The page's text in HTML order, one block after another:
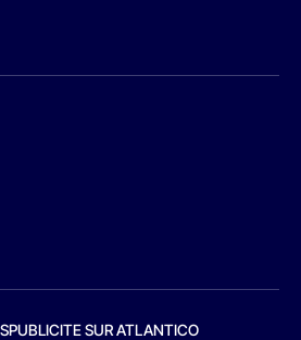
PUBLICITE SUR ATLANTICO